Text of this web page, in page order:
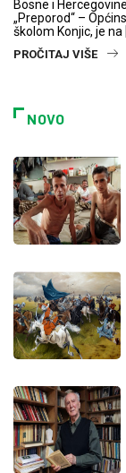
Bosne i
„Preporod“ –
školom Konjic, je na
PROČITAJ VIŠE
NOVO